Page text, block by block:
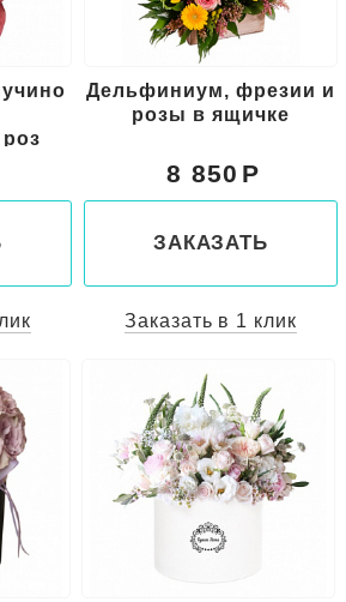
Дельфиниум, фрезии и
розы в ящичке
8 850
ЗАКАЗАТЬ
Заказать в 1 клик